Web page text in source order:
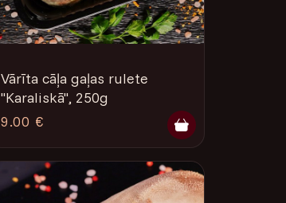
Vārīta cāļa gaļas rulete
"Karaliskā", 250g
9.00 €